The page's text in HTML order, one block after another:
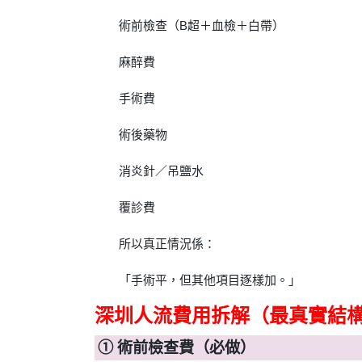
術前檢查（B超＋血檢＋白帶）
麻醉費
手術費
術後藥物
消炎針／吊鹽水
覆診費
所以真正情況係：
「手術平，但其他項目逐樣加。」
深圳人流費用拆解（最真實結
① 術前檢查費（必做）